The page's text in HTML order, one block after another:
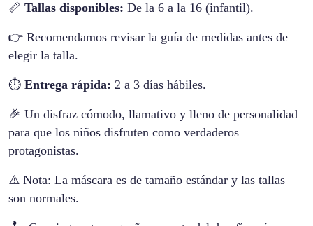
📏 Tallas disponibles: De la 6 a la 16 (infantil).
👉 Recomendamos revisar la guía de medidas antes de
elegir la talla.
⏱️ Entrega rápida: 2 a 3 días hábiles.
🎉 Un disfraz cómodo, llamativo y lleno de personalidad
para que los niños disfruten como verdaderos
protagonistas.
⚠️ Nota: La máscara es de tamaño estándar y las tallas
son normales.